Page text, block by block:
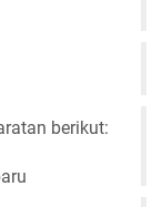
berikut: